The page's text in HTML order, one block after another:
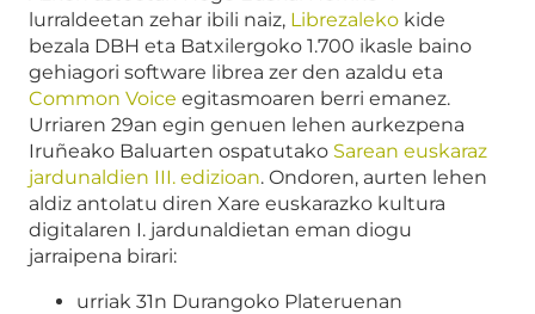
lurraldeetan zehar ibili naiz, Librezaleko kide
bezala DBH eta Batxilergoko 1.700 ikasle baino
gehiagori software librea zer den azaldu eta
Common Voice egitasmoaren berri emanez.
Urriaren 29an egin genuen lehen aurkezpena
Iruñeako Baluarten ospatutako Sarean euskaraz
jardunaldien III. edizioan. Ondoren, aurten lehen
aldiz antolatu diren Xare euskarazko kultura
digitalaren I. jardunaldietan eman diogu
jarraipena birari:
urriak 31n Durangoko Plateruenan